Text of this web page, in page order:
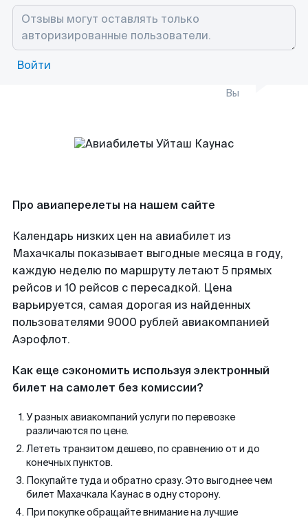
Войти
Вы
Про авиаперелеты на нашем сайте
Календарь низких цен на авиабилет из
Махачкалы показывает выгодные месяца в году,
каждую неделю по маршруту летают 5 прямых
рейсов и 10 рейсов с пересадкой. Цена
варьируется, самая дорогая из найденных
пользователями 9000 рублей авиакомпанией
Аэрофлот.
Как еще сэкономить используя электронный
билет на самолет без комиссии?
У разных авиакомпаний услуги по перевозке
различаются по цене.
Лететь транзитом дешево, по сравнению от и до
конечных пунктов.
Покупайте туда и обратно сразу. Это выгоднее чем
билет Махачкала Каунас в одну сторону.
При покупке обращайте внимание на лучшие